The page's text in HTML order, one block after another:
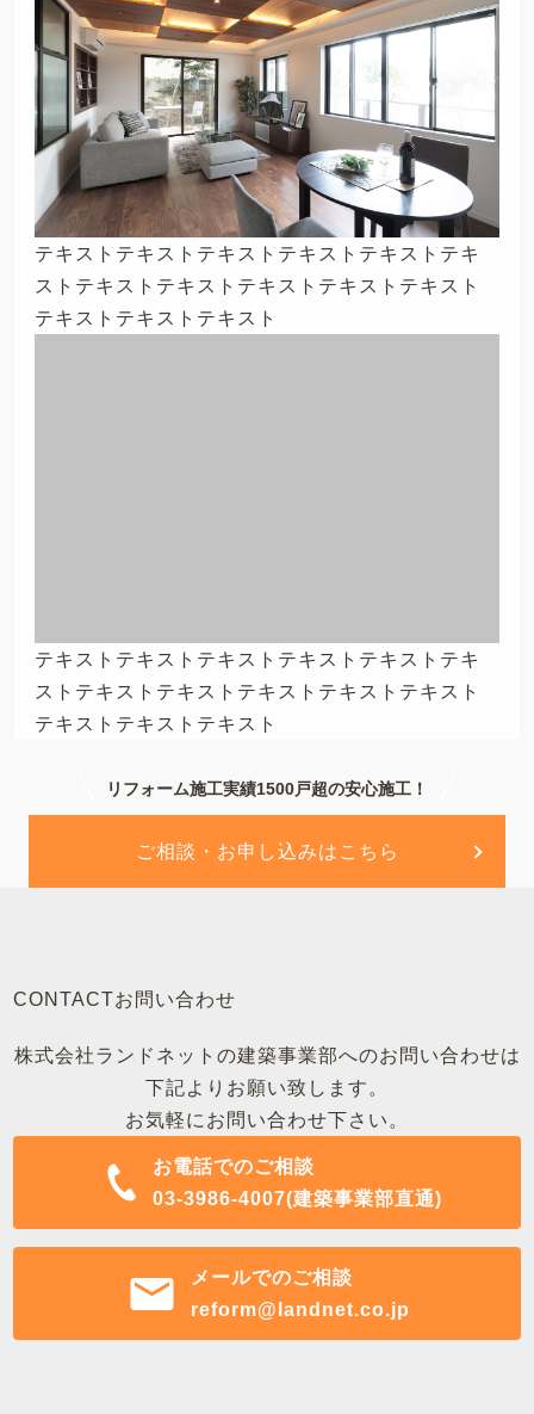
テキストテキストテキストテキストテキストテキ
ストテキストテキストテキストテキストテキスト
テキストテキストテキスト
テキストテキストテキストテキストテキストテキ
ストテキストテキストテキストテキストテキスト
テキストテキストテキスト
リフォーム施工実績1500戸超の安心施工！
ご相談・お申し込みはこちら
CONTACTお問い合わせ
株式会社ランドネットの建築事業部へのお問い合わせは
下記よりお願い致します。
お気軽にお問い合わせ下さい。
お電話でのご相談
03-3986-4007(建築事業部直通)
メールでのご相談
reform@landnet.co.jp